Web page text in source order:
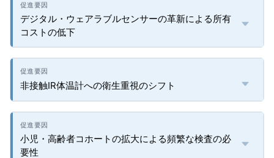
デジタル・ウェアラブルセンサーの革新による所有
コストの低下
非接触IR体温計への衛生重視のシフト
小児・高齢者コホートの拡大による頻繁な検査の必
要性